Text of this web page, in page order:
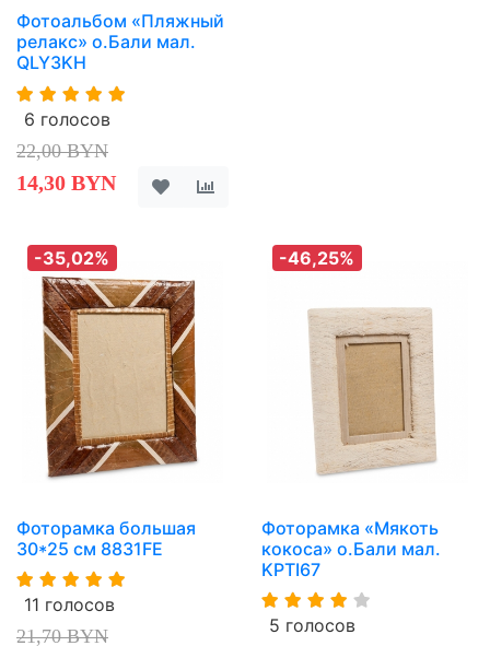
Фотоальбом «Пляжный
релакс» о.Бали мал.
QLY3KH
6 голосов
22,00 BYN
14,30 BYN
-35,02%
Фоторамка большая
30*25 см 8831FE
11 голосов
21,70 BYN
-46,25%
Фоторамка «Мякоть
кокоса» о.Бали мал.
KPTI67
5 голосов